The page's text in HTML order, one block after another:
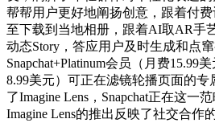
帮帮用户更好地阐扬创意，跟着付
至下载到当地相册，跟着AI取AR手
动态Story，答应用户及时生成和点窜
Snapchat+Platinum会员（月费15.99
8.99美元）可正在滤镜轮播页面的
了Imagine Lens，Snapchat正在这一
Imagine Lens的推出反映了社交合作